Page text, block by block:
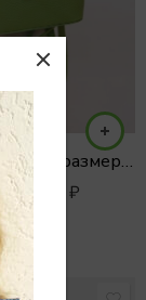
Рюкзак среднего размера с клапаном
7900 ₽